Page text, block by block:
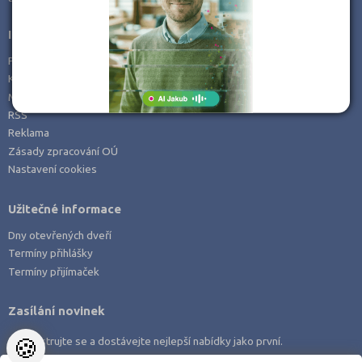
Informace
Prohlášení o přístupnosti
Kontakt
Mapa serveru
RSS
Reklama
Zásady zpracování OÚ
Nastavení cookies
Užitečné informace
Dny otevřených dveří
Termíny přihlášky
Termíny přijímaček
Zasílání novinek
Zaregistrujte se a dostávejte nejlepší nabídky jako první.
🍪